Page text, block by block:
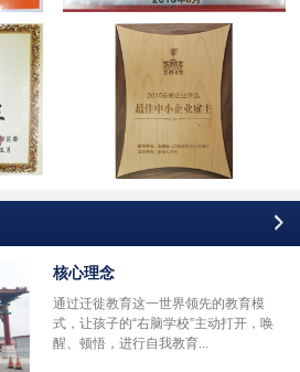
核心理念
通过迁徙教育这一世界领先的教育模
式，让孩子的“右脑学校”主动打开，唤
醒、顿悟，进行自我教育...